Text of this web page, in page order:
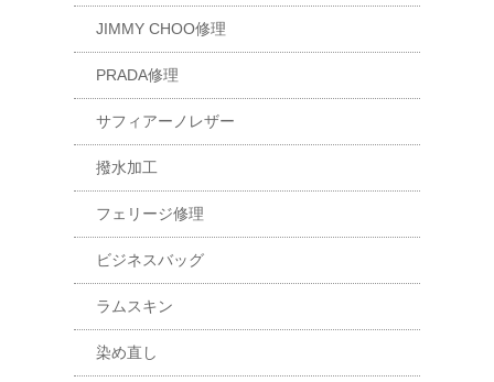
JIMMY CHOO修理
PRADA修理
サフィアーノレザー
撥水加工
フェリージ修理
ビジネスバッグ
ラムスキン
染め直し